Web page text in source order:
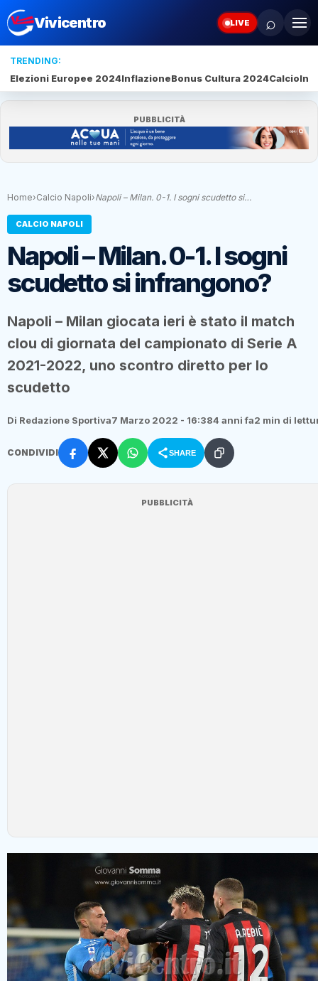
Vivicentro LIVE ⌕
TRENDING:
Elezioni Europee 2024InflazioneBonus Cultura 2024Calcio
PUBBLICITÀ
Home›Calcio Napoli›Napoli – Milan. 0-1. I sogni scudetto si…
CALCIO NAPOLI
Napoli – Milan. 0-1. I sogni
scudetto si infrangono?
Napoli – Milan giocata ieri è stato il match
clou di giornata del campionato di Serie A
2021-2022, uno scontro diretto per lo
scudetto
Di Redazione Sportiva7 Marzo 2022 - 16:384 anni fa2 min di
CONDIVIDI SHARE
PUBBLICITÀ